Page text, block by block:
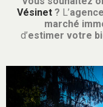
Vésinet ? L’
marché
d’estimer votre